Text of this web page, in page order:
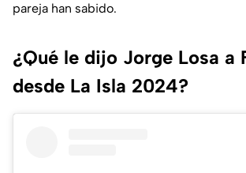
pareja han sabido.
¿Qué le dijo Jorge Losa a
desde La Isla 2024?